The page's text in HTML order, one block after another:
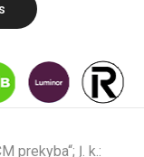
prekyba“; Į. k.: